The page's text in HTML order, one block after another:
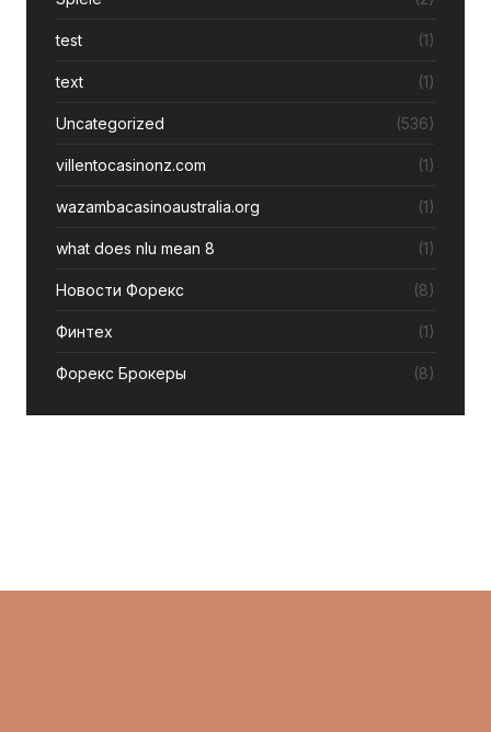
test (1)
text (1)
Uncategorized (536)
villentocasinonz.com (1)
wazambacasinoaustralia.org (1)
what does nlu mean 8 (1)
Новости Форекс (8)
Финтех (1)
Форекс Брокеры (8)